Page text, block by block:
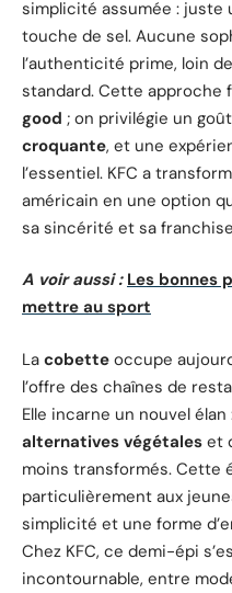
simplicité assumée : juste
touche de sel. Aucune
l’authenticité prime, loin
standard. Cette approche
good ; on privilégie un
croquante, et une
l’essentiel. KFC a
américain en une option
sa sincérité et sa
A voir aussi : Les bonnes
mettre au sport
La cobette occupe
l’offre des chaînes de
Elle incarne un nouvel
alternatives végétales et
moins transformés. Cette
particulièrement aux
simplicité et une forme
Chez KFC, ce demi-épi
incontournable, entre